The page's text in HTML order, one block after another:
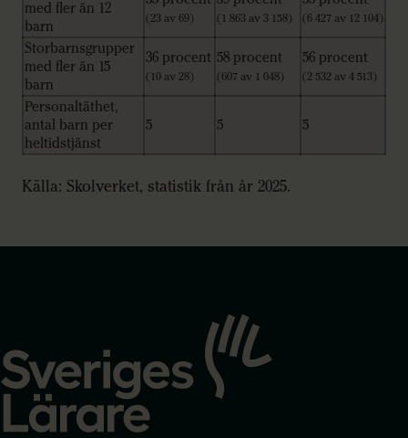
med fler än 12
barn
(23 av 69) (1 863 av 3 158) (6 427 av 12 104)
Storbarnsgrupper
med fler än 15
barn
36 procent
(10 av 28)
58 procent
(607 av 1 048)
56 procent
(2 532 av 4 513)
Personaltäthet,
antal barn per
heltidstjänst
5 5 5
Källa: Skolverket, statistik från år 2025.
startsidan